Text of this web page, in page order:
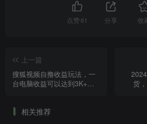
点赞 61 分享 收
上一篇
搜狐视频自撸收益玩法，一
台电脑收益可以达到3K+，
货
相关推荐